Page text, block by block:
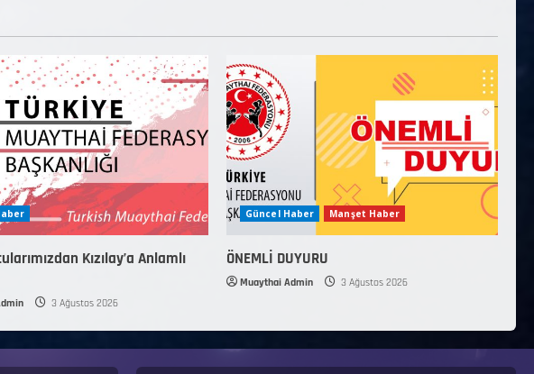
Kızılay’a Anlamlı
3 Ağustos 2026
Güncel Haber Manşet Haber
ÖNEMLİ DUYURU
Muaythai Admin 3 Ağustos 2026